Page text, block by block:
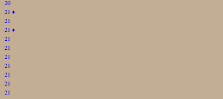
20
21 ♦
21
21 ♦
21
21
21
21
21
21
21